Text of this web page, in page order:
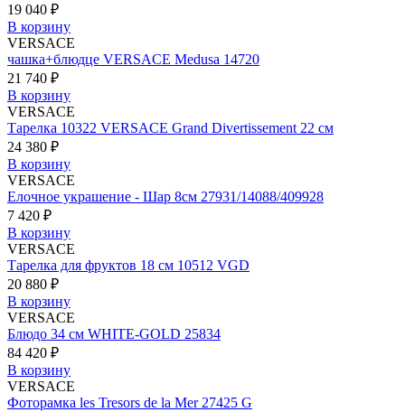
19 040 ₽
В корзину
VERSACE
чашка+блюдце VERSACE Medusa 14720
21 740 ₽
В корзину
VERSACE
Тарелка 10322 VERSACE Grand Divertissement 22 см
24 380 ₽
В корзину
VERSACE
Елочное украшение - Шар 8см 27931/14088/409928
7 420 ₽
В корзину
VERSACE
Тарелка для фруктов 18 см 10512 VGD
20 880 ₽
В корзину
VERSACE
Блюдо 34 см WHITE-GOLD 25834
84 420 ₽
В корзину
VERSACE
Фоторамка les Tresors de la Mer 27425 G